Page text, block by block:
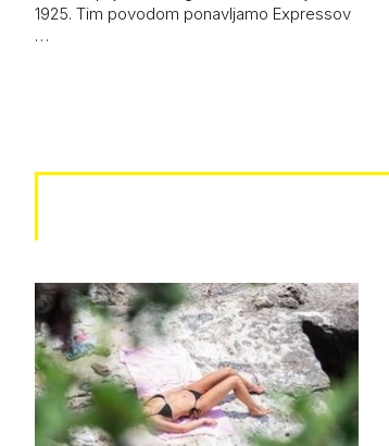
1925. Tim povodom ponavljamo Expressov
…